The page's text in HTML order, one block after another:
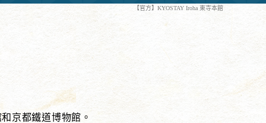
【官方】KYOSTAY Iroha 東寺本館
京都鐵道博物館。